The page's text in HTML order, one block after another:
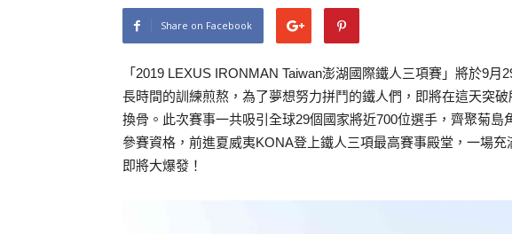
Share on Facebook
「2019 LEXUS IRONMAN Taiwan澎湖國際鐵人三項賽」將於9
長時間的訓練煎熬，為了夢想努力拼鬥的鐵人們，即將在這天突
換骨。此次賽事一共吸引全球29個國家將近700位選手，齊聚菊島
參賽資格，前進夏威夷KONA登上鐵人三項最高賽事殿堂，一場
即將大爆發！